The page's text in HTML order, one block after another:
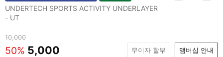
UNDERTECH SPORTS ACTIVITY UNDERLAYER
- UT
10,000
50% 5,000 무이자 할부 맴버십 안내